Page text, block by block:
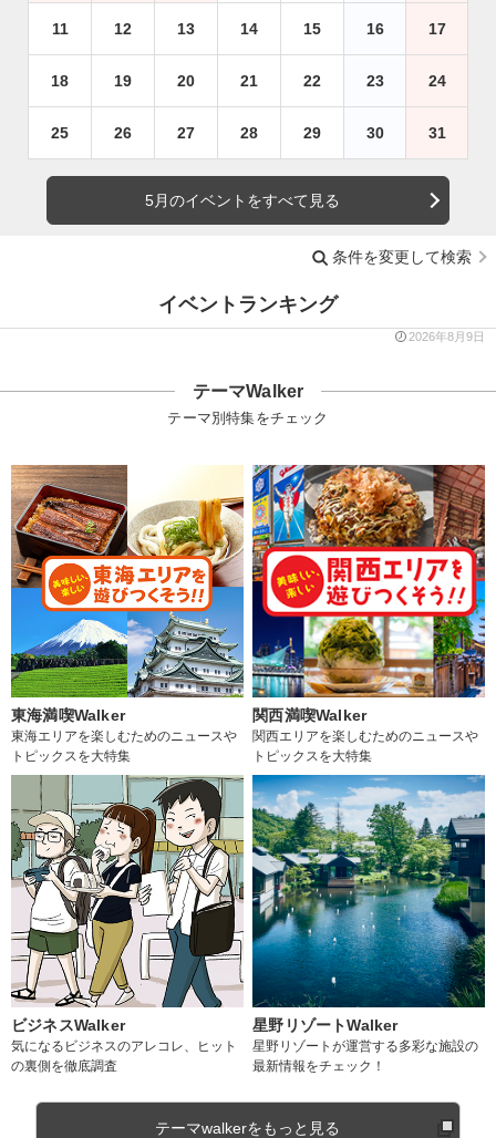
11 12 13 14 15 16 17
18 19 20 21 22 23 24
25 26 27 28 29 30 31
5月のイベントをすべて見る
条件を変更して検索
イベントランキング
2026年8月9日
テーマWalker
テーマ別特集をチェック
東海満喫Walker
東海エリアを楽しむためのニュースや
トピックスを大特集
関西満喫Walker
関西エリアを楽しむためのニュースや
トピックスを大特集
ビジネスWalker
気になるビジネスのアレコレ、ヒット
の裏側を徹底調査
星野リゾートWalker
星野リゾートが運営する多彩な施設の
最新情報をチェック！
テーマwalkerをもっと見る